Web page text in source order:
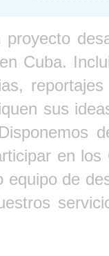
proyecto
Cuba.
sus
en
equipo de